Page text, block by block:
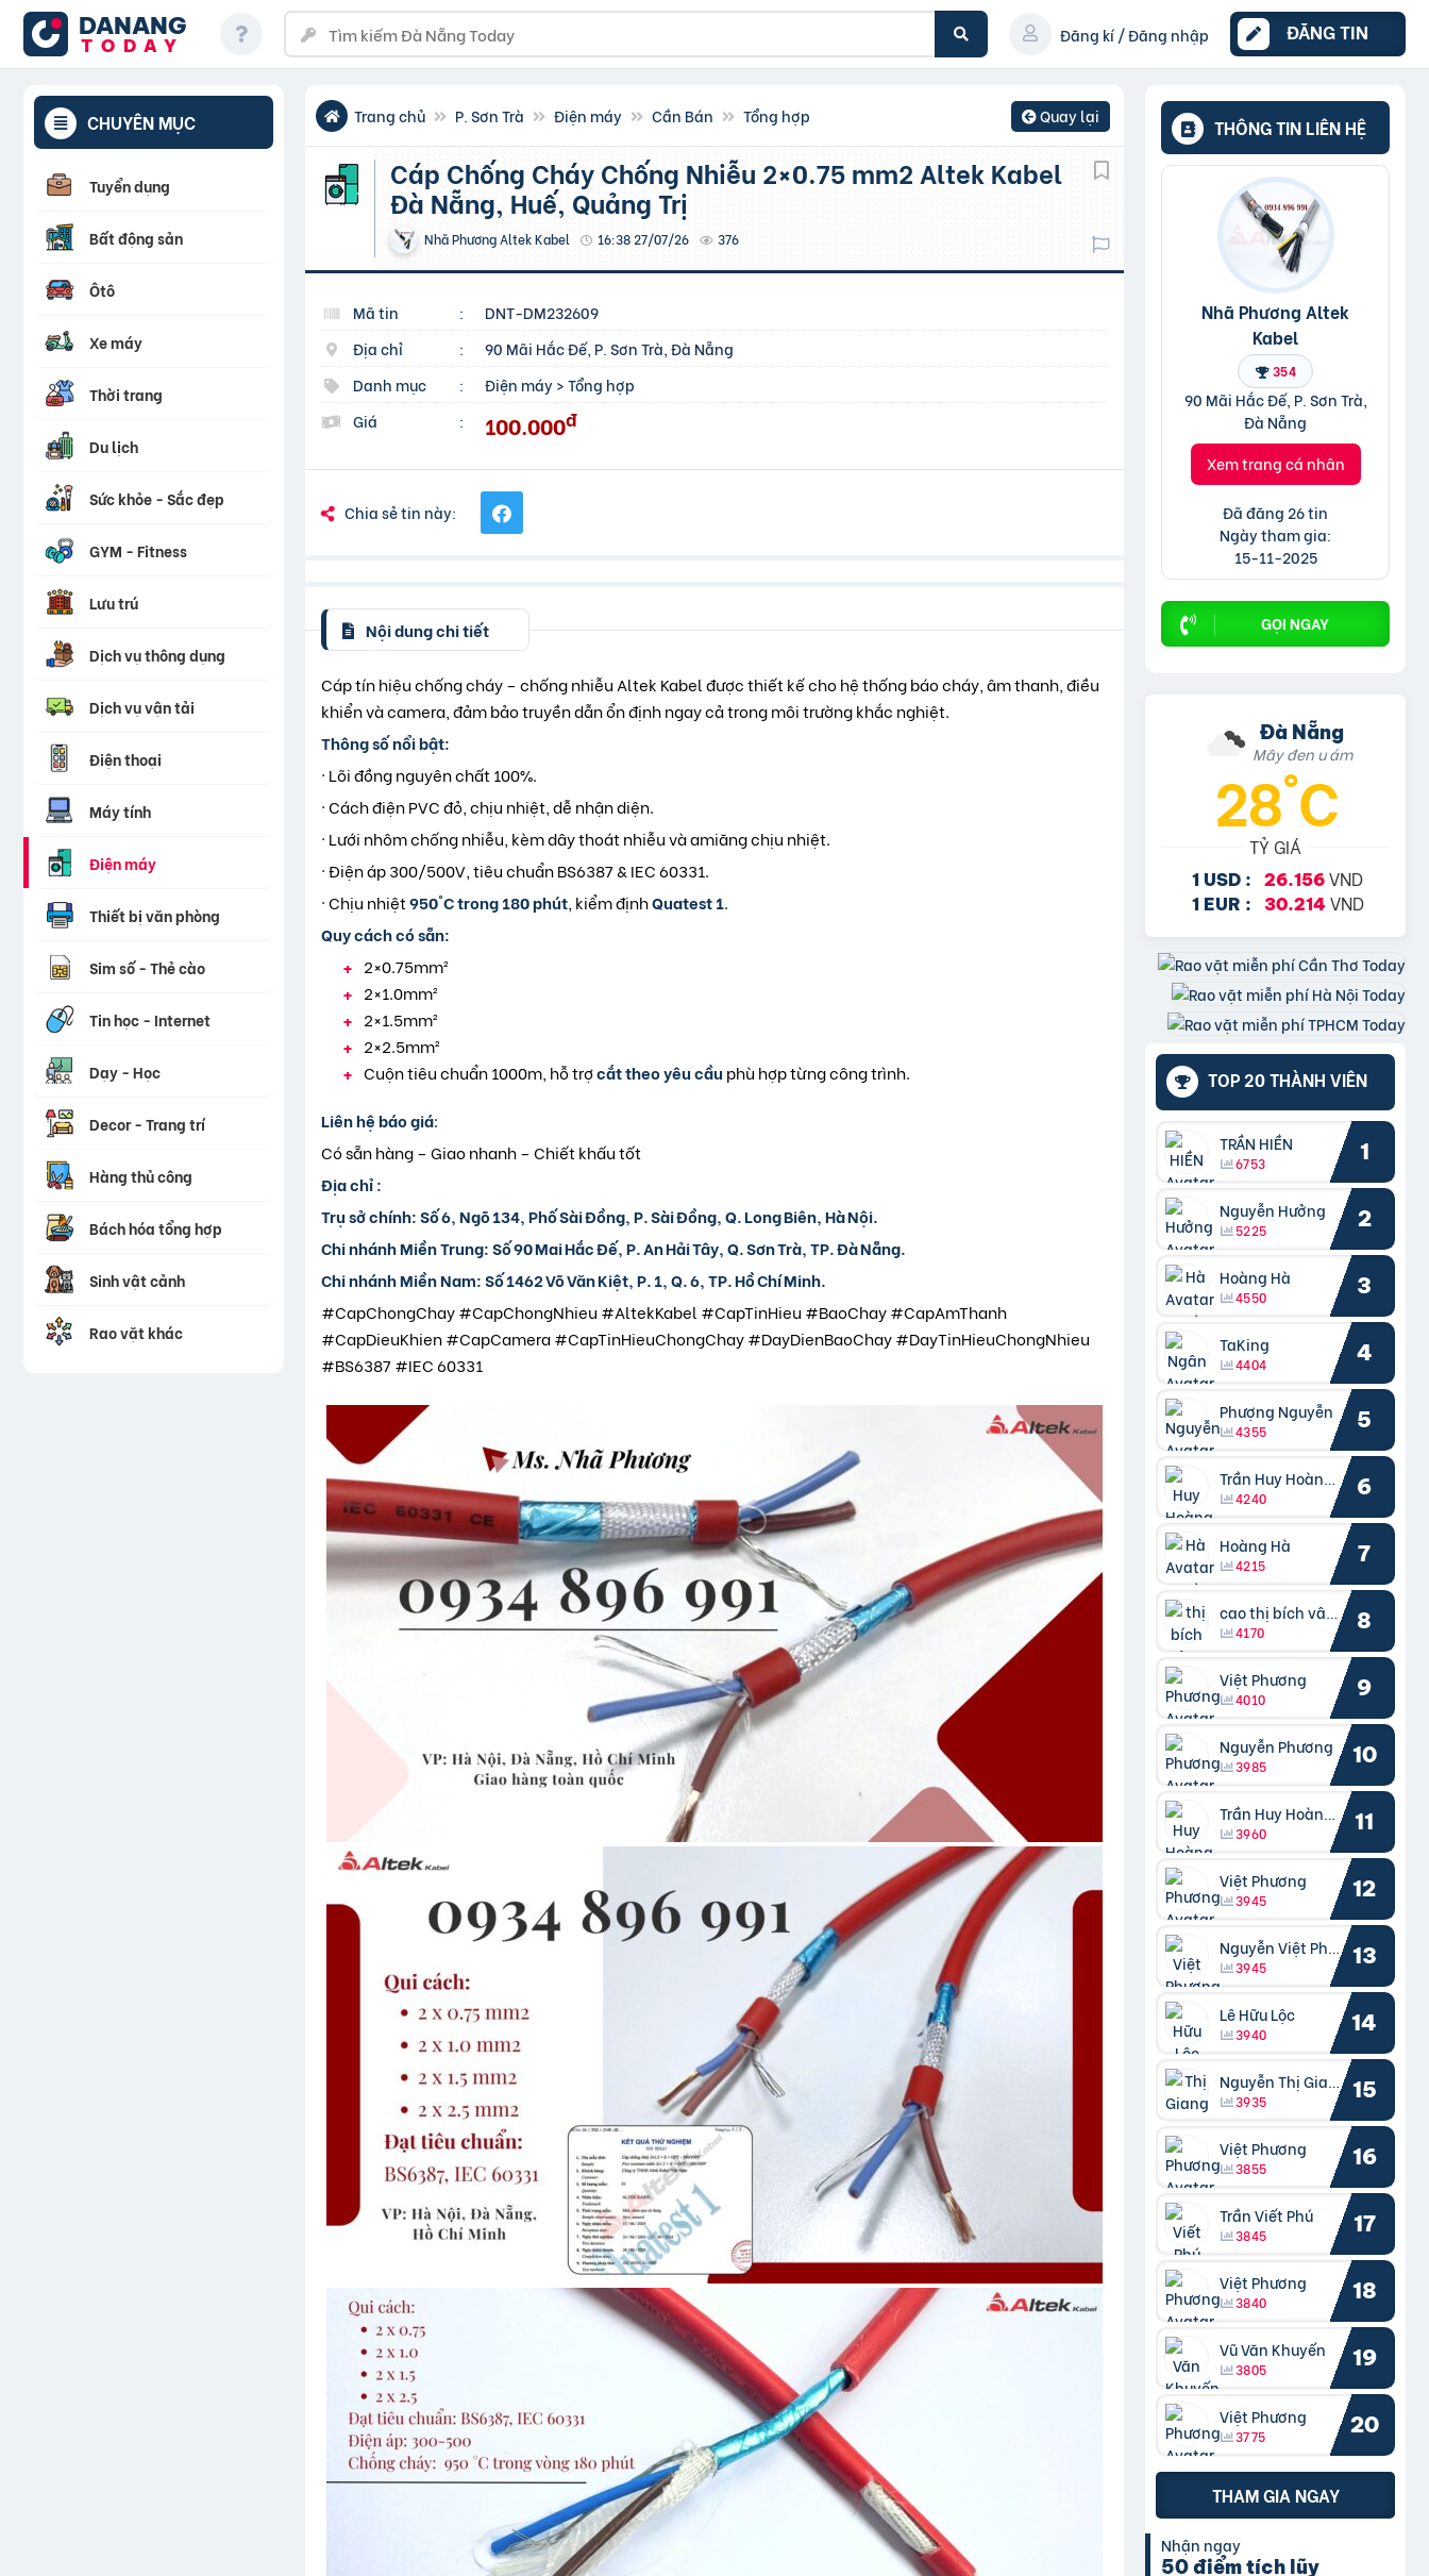
DANANG
TODAY
Đăng kí / Đăng nhập ĐĂNG TIN
CHUYÊN MỤC
Tuyển dụng
Bất động sản
Ôtô
Xe máy
Thời trang
Du lịch
Sức khỏe - Sắc đẹp
GYM - Fitness
Lưu trú
Dịch vụ thông dụng
Dịch vụ vận tải
Điện thoại
Máy tính
Điện máy
Thiết bị văn phòng
Sim số - Thẻ cào
Tin học - Internet
Dạy - Học
Decor - Trang trí
Hàng thủ công
Bách hóa tổng hợp
Sinh vật cảnh
Rao vặt khác
Trang chủ P. Sơn Trà Điện máy Cần Bán Tổng hợp Quay lại
Cáp Chống Cháy Chống Nhiễu 2×0.75 mm2 Altek Kabel
Đà Nẵng, Huế, Quảng Trị
Nhã Phương Altek Kabel 16:38 27/07/26 376
Mã tin :
DNT-DM232609
Địa chỉ
:
90 Mãi Hắc Đế, P. Sơn Trà, Đà Nẵng
Danh mục
: Điện máy>Tổng hợp
Giá
: 100.000đ
Chia sẻ tin này:
Nội dung chi tiết
Cáp tín hiệu chống cháy – chống nhiễu Altek Kabel được thiết kế cho hệ thống báo cháy, âm thanh, điều
khiển và camera, đảm bảo truyền dẫn ổn định ngay cả trong môi trường khắc nghiệt.
Thông số nổi bật:
· Lõi đồng nguyên chất 100%.
· Cách điện PVC đỏ, chịu nhiệt, dễ nhận diện.
· Lưới nhôm chống nhiễu, kèm dây thoát nhiễu và amiăng chịu nhiệt.
· Điện áp 300/500V, tiêu chuẩn BS6387 & IEC 60331.
· Chịu nhiệt950°C trong 180 phút , kiểm địnhQuatest 1.
Quy cách có sẵn:
2×0.75mm²
2×1.0mm²
2×1.5mm²
2×2.5mm²
Cuộn tiêu chuẩn 1000m, hỗ trợcắt theo yêu cầu phù hợp từng công trình.
Liên hệ báo giá:
Có sẵn hàng – Giao nhanh – Chiết khấu tốt
Địa chỉ :
Trụ sở chính:Số 6, Ngõ 134, Phố Sài Đồng, P. Sài Đồng, Q. Long Biên, Hà Nội.
Chi nhánh Miền Trung:Số 90 Mai Hắc Đế, P. An Hải Tây, Q. Sơn Trà, TP. Đà Nẵng.
Chi nhánh Miền Nam:Số 1462 Võ Văn Kiệt, P. 1, Q. 6, TP. Hồ Chí Minh.
#CapChongChay #CapChongNhieu #AltekKabel #CapTinHieu #BaoChay #CapAmThanh
#CapDieuKhien #CapCamera #CapTinHieuChongChay #DayDienBaoChay #DayTinHieuChongNhieu
#BS6387 #IEC 60331
THÔNG TIN LIÊN HỆ
Nhã Phương Altek
Kabel
354
90 Mãi Hắc Đế, P. Sơn Trà,
Đà Nẵng
Xem trang cá nhân
Đã đăng 26 tin
Ngày tham gia:
15-11-2025
GỌI NGAY
Đà Nẵng
Mây đen u ám
28°C
TỶ GIÁ
1 USD : 26.156 VND
1 EUR : 30.214 VND
TOP 20 THÀNH VIÊN
TRẦN HIỀN
6753 1
Nguyễn Hưởng
5225 2
Hoàng Hà
4550 3
TaKing
4404 4
Phượng Nguyễn
4355 5
Trần Huy Hoàng Bắc
4240 6
Hoàng Hà
4215 7
cao thị bích vâng kiều
4170 8
Việt Phương
4010 9
Nguyễn Phương
3985 10
Trần Huy Hoàng Bắc
3960 11
Việt Phương
3945 12
Nguyễn Việt Phương
3945 13
Lê Hữu Lộc
3940 14
Nguyễn Thị Giang
3935 15
Việt Phương
3855 16
Trần Viết Phú
3845 17
Việt Phương
3840 18
Vũ Văn Khuyến
3805 19
Việt Phương
3775 20
THAM GIA NGAY
Nhận ngay
50 điểm tích lũy